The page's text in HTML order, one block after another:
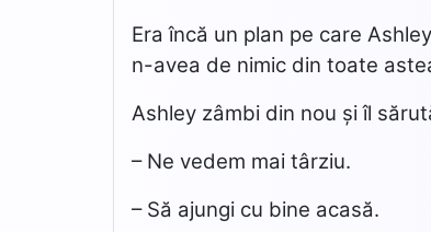
Era încă un plan pe care
n-avea de nimic din toate
Ashley zâmbi din nou și îl
– Ne vedem mai târziu.
– Să ajungi cu bine acasă.